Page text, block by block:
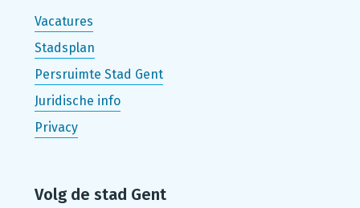
Vacatures
Stadsplan
Persruimte Stad Gent
Juridische info
Privacy
Volg de stad Gent